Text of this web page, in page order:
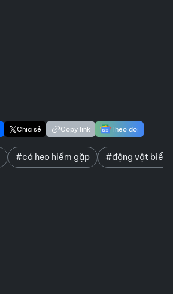
Chia sẻ Copy link Theo dõi
#cá heo hiếm gặp #động vật biển